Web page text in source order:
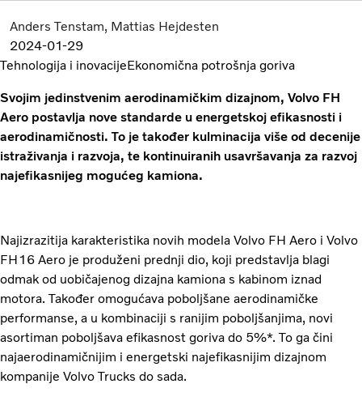
Anders Tenstam Mattias Hejdesten
2024-01-29
Tehnologija i inovacijeEkonomična potrošnja goriva
Svojim jedinstvenim aerodinamičkim dizajnom, Volvo FH
Aero postavlja nove standarde u energetskoj efikasnosti i
aerodinamičnosti. To je također kulminacija više od decenije
istraživanja i razvoja, te kontinuiranih usavršavanja za razvoj
najefikasnijeg mogućeg kamiona.
Najizrazitija karakteristika novih modela Volvo FH Aero i Volvo
FH16 Aero je produženi prednji dio, koji predstavlja blagi
odmak od uobičajenog dizajna kamiona s kabinom iznad
motora. Također omogućava poboljšane aerodinamičke
performanse, a u kombinaciji s ranijim poboljšanjima, novi
asortiman poboljšava efikasnost goriva do 5%*. To ga čini
najaerodinamičnijim i energetski najefikasnijim dizajnom
kompanije Volvo Trucks do sada.